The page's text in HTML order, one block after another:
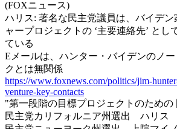
(FOXニュース)
ハリス: 著名な民主党議員は、バイデ
ャープロジェクトの ‘主要連絡先’ とし
ている
Eメールは、ハンター・バイデンのノ
クとは無関係
https://www.foxnews.com/politics/jim-
venture-key-contacts
"第一段階の目標プロジェクトのための
民主党カリフォルニア州選出 ハリス